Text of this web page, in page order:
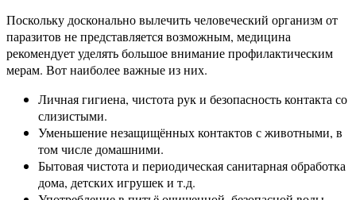
Поскольку досконально вылечить человеческий организм от
паразитов не представляется возможным, медицина
рекомендует уделять большое внимание профилактическим
мерам. Вот наиболее важные из них.
Личная гигиена, чистота рук и безопасность контакта со
слизистыми.
Уменьшение незащищённых контактов с животными, в
том числе домашними.
Бытовая чистота и периодическая санитарная обработка
дома, детских игрушек и т.д.